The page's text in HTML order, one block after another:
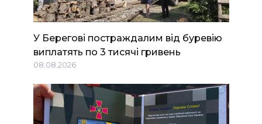
У Берегові постраждалим від буревію
виплатять по 3 тисячі гривень
08.08.2026